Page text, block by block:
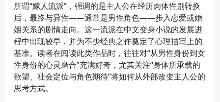
所谓“嫁人流派”，强调的是主人公在经历肉体性别转换
后，最终与异性——通常是男性角色——步入恋爱或婚
姻关系的剧情走向。这一流派在中文变身小说的发展进
程中出现较早，并为不少经典之作奠定了心理描写上的
基准。读者在阅读此类作品时，往往对“从男性身份到女
性身份的心灵磨合”充满好奇，尤其关注“身体所承载的
欲望、社会定位与角色期待”将如何从外部改变主人公的
思考方式。